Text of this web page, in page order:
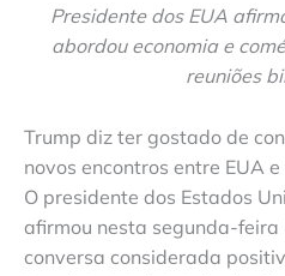
Presidente dos EUA
abordou economia e
reuniões
Trump diz ter gostado de
novos encontros entre EUA
O presidente dos Estados
afirmou nesta segunda-feira
conversa considerada